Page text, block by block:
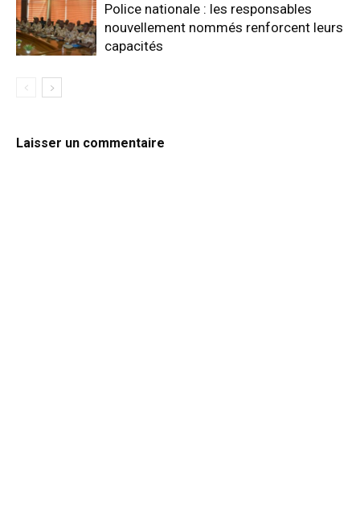
Police nationale : les responsables
nouvellement nommés renforcent leurs
capacités
Laisser un commentaire